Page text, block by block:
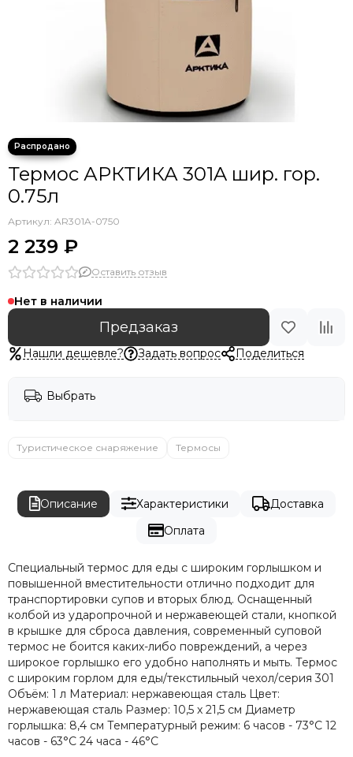
Обогреватели порошковые
Мебель туристическа
Термос АРКТИКА 301A шир. гор.
0.75л
Артикул: AR301A-0750
2 239 ₽
Оставить отзыв
Нет в наличии
Предзаказ
Нашли дешевле? Задать вопрос Поделиться
Выбрать
Туристическое снаряжение Термосы
Описание Характеристики
Доставка
Оплата
Специальный термос для еды с широким горлышком и
повышенной вместительности отлично подходит для
транспортировки супов и вторых блюд. Оснащенный
колбой из ударопрочной и нержавеющей стали, кнопкой
в крышке для сброса давления, современный суповой
термос не боится каких-либо повреждений, а через
широкое горлышко его удобно наполнять и мыть. Термос
с широким горлом для еды/текстильный чехол/серия 301
Объём: 1 л Материал: нержавеющая сталь Цвет:
нержавеющая сталь Размер: 10,5 x 21,5 см Диаметр
горлышка: 8,4 см Температурный режим: 6 часов - 73°С 12
часов - 63°С 24 часа - 46°С